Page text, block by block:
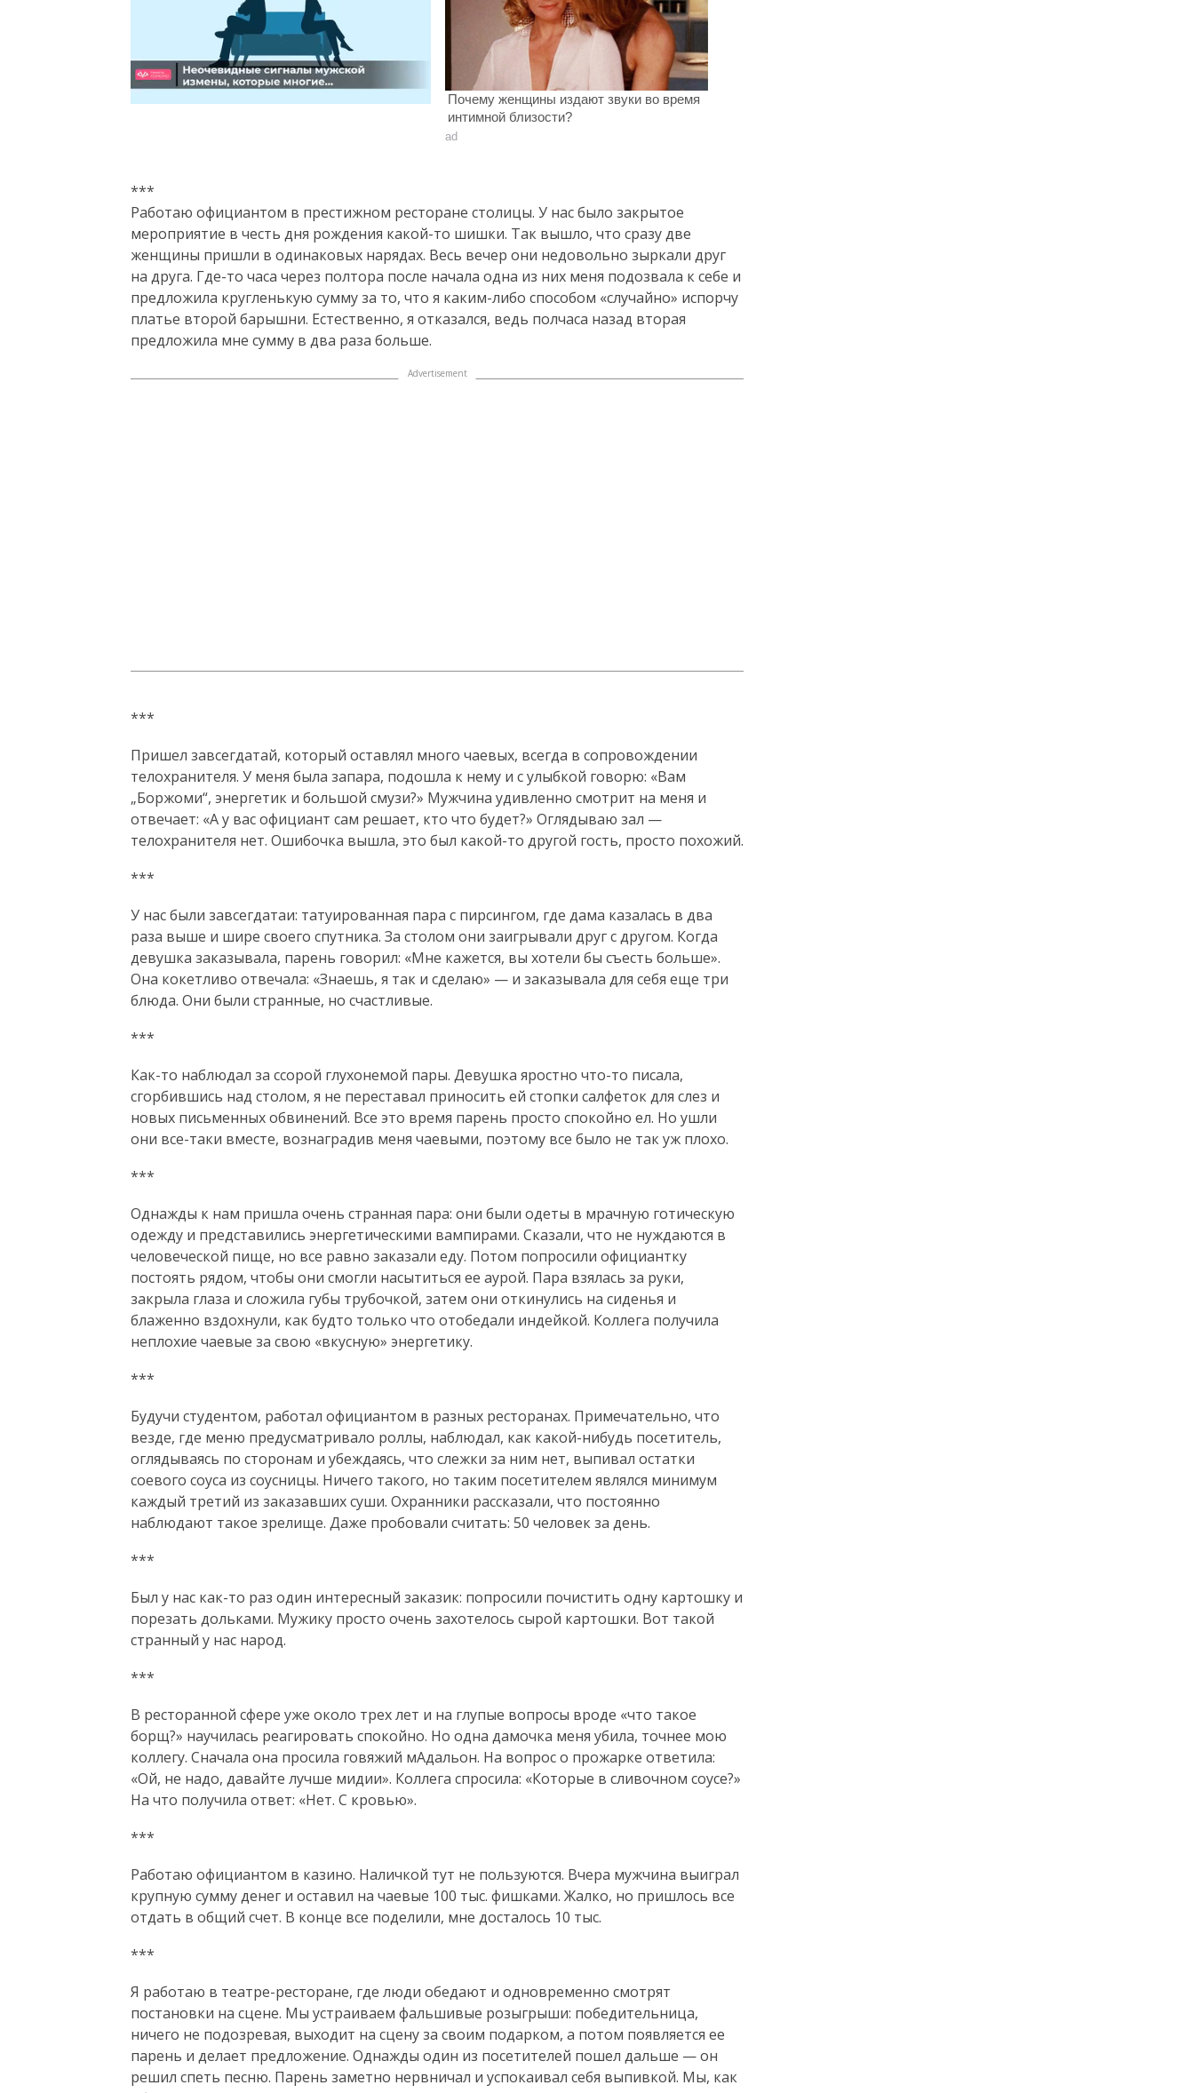
Почему женщины издают звуки во время
интимной близости?
ad
***
Работаю официантом в престижном ресторане столицы. У нас было закрытое
мероприятие в честь дня рождения какой-то шишки. Так вышло, что сразу две
женщины пришли в одинаковых нарядах. Весь вечер они недовольно зыркали друг
на друга. Где-то часа через полтора после начала одна из них меня подозвала к себе и
предложила кругленькую сумму за то, что я каким-либо способом «случайно» испорчу
платье второй барышни. Естественно, я отказался, ведь полчаса назад вторая
предложила мне сумму в два раза больше.
***
Пришел завсегдатай, который оставлял много чаевых, всегда в сопровождении
телохранителя. У меня была запара, подошла к нему и с улыбкой говорю: «Вам
„Боржоми“, энергетик и большой смузи?» Мужчина удивленно смотрит на меня и
отвечает: «А у вас официант сам решает, кто что будет?» Оглядываю зал —
телохранителя нет. Ошибочка вышла, это был какой-то другой гость, просто похожий.
***
У нас были завсегдатаи: татуированная пара с пирсингом, где дама казалась в два
раза выше и шире своего спутника. За столом они заигрывали друг с другом. Когда
девушка заказывала, парень говорил: «Мне кажется, вы хотели бы съесть больше».
Она кокетливо отвечала: «Знаешь, я так и сделаю» — и заказывала для себя еще три
блюда. Они были странные, но счастливые.
***
Как-то наблюдал за ссорой глухонемой пары. Девушка яростно что-то писала,
сгорбившись над столом, я не переставал приносить ей стопки салфеток для слез и
новых письменных обвинений. Все это время парень просто спокойно ел. Но ушли
они все-таки вместе, вознаградив меня чаевыми, поэтому все было не так уж плохо.
***
Однажды к нам пришла очень странная пара: они были одеты в мрачную готическую
одежду и представились энергетическими вампирами. Сказали, что не нуждаются в
человеческой пище, но все равно заказали еду. Потом попросили официантку
постоять рядом, чтобы они смогли насытиться ее аурой. Пара взялась за руки,
закрыла глаза и сложила губы трубочкой, затем они откинулись на сиденья и
блаженно вздохнули, как будто только что отобедали индейкой. Коллега получила
неплохие чаевые за свою «вкусную» энергетику.
***
Будучи студентом, работал официантом в разных ресторанах. Примечательно, что
везде, где меню предусматривало роллы, наблюдал, как какой-нибудь посетитель,
оглядываясь по сторонам и убеждаясь, что слежки за ним нет, выпивал остатки
соевого соуса из соусницы. Ничего такого, но таким посетителем являлся минимум
каждый третий из заказавших суши. Охранники рассказали, что постоянно
наблюдают такое зрелище. Даже пробовали считать: 50 человек за день.
***
Был у нас как-то раз один интересный заказик: попросили почистить одну картошку и
порезать дольками. Мужику просто очень захотелось сырой картошки. Вот такой
странный у нас народ.
​​​​​​​***
В ресторанной сфере уже около трех лет и на глупые вопросы вроде «что такое
борщ?» научилась реагировать спокойно. Но одна дамочка меня убила, точнее мою
коллегу. Сначала она просила говяжий мАдальон. На вопрос о прожарке ответила:
«Ой, не надо, давайте лучше мидии». Коллега спросила: «Которые в сливочном соусе?»
На что получила ответ: «Нет. С кровью».
​​​​​​​***
Работаю официантом в казино. Наличкой тут не пользуются. Вчера мужчина выиграл
крупную сумму денег и оставил на чаевые 100 тыс. фишками. Жалко, но пришлось все
отдать в общий счет. В конце все поделили, мне досталось 10 тыс.
​​​​​​​***
Я работаю в театре-ресторане, где люди обедают и одновременно смотрят
постановки на сцене. Мы устраиваем фальшивые розыгрыши: победительница,
ничего не подозревая, выходит на сцену за своим подарком, а потом появляется ее
парень и делает предложение. Однажды один из посетителей пошел дальше — он
решил спеть песню. Парень заметно нервничал и успокаивал себя выпивкой. Мы, как